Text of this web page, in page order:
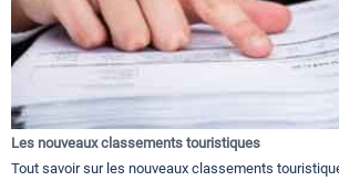
Les nouveaux classements touristiques
Tout savoir sur les nouveaux classements